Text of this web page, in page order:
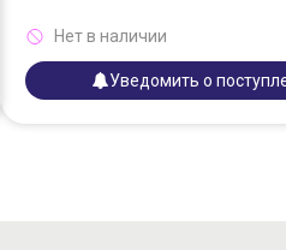
Нет в наличии
Уведомить о